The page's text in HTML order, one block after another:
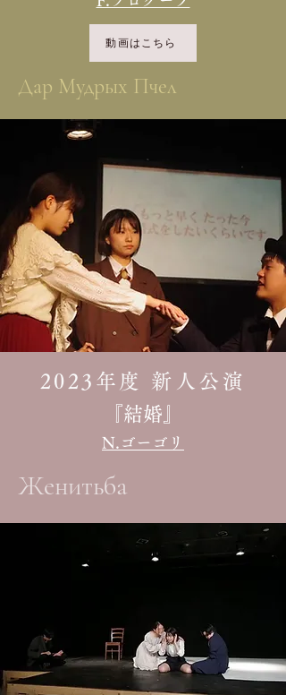
動画はこちら
Дар Мудрых Пчел
2023年度 新人公演
『結婚』​
N.ゴーゴリ​
Женитьба